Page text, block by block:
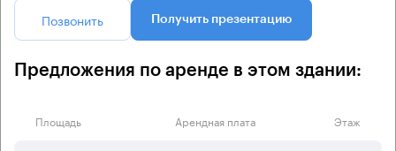
Позвонить Получить презентацию
Предложения по аренде в этом здании:
Площадь Арендная плата Этаж